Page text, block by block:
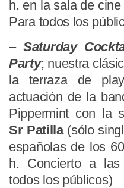
h. en la sala de
Para todos los
– Saturday
Party; nuestra
la terraza de
actuación de la
Pippermint con la
Sr Patilla(sólo
españolas de los
h. Concierto a
todos los públicos)